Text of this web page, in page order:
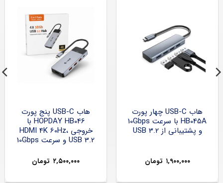
هاب USB-C چهار پورت
HB045A با سرعت 10Gbps
و پشتیبانی از USB 3.2
۱,۹۰۰,۰۰۰ تومان
هاب USB-C پنج پورت
HOPDAY HB046 با
خروجی HDMI 4K 60Hz،
USB 3.2 و سرعت 10Gbps
۲,۵۰۰,۰۰۰ تومان